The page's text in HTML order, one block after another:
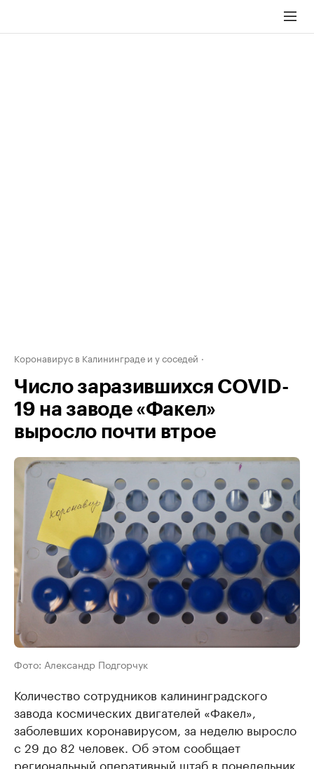
Коронавирус в Калининграде и у соседей
Число заразившихся COVID-
19 на заводе «Факел»
выросло почти втрое
Фото: Александр Подгорчук
Количество сотрудников калининградского
завода космических двигателей «Факел»,
заболевших коронавирусом, за неделю выросло
с 29 до 82 человек. Об этом сообщает
региональный оперативный штаб в понедельник,